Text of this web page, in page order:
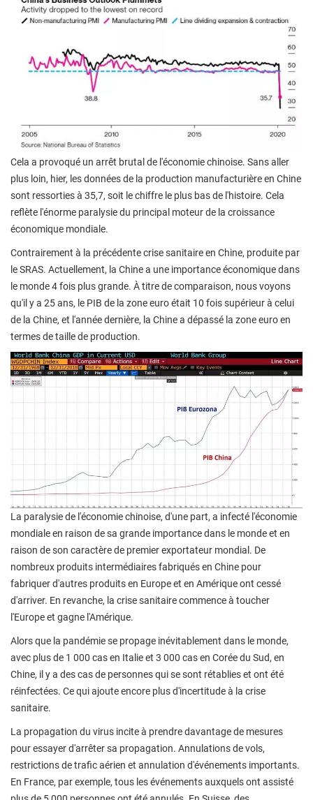
Cela a provoqué un arrêt brutal de l'économie chinoise. Sans aller
plus loin, hier, les données de la production manufacturière en Chine
sont ressorties à 35,7, soit le chiffre le plus bas de l'histoire. Cela
reflète l'énorme paralysie du principal moteur de la croissance
économique mondiale.
Contrairement à la précédente crise sanitaire en Chine, produite par
le SRAS. Actuellement, la Chine a une importance économique dans
le monde 4 fois plus grande. À titre de comparaison, nous voyons
qu'il y a 25 ans, le PIB de la zone euro était 10 fois supérieur à celui
de la Chine, et l'année dernière, la Chine a dépassé la zone euro en
termes de taille de production.
La paralysie de l'économie chinoise, d'une part, a infecté l'économie
mondiale en raison de sa grande importance dans le monde et en
raison de son caractère de premier exportateur mondial. De
nombreux produits intermédiaires fabriqués en Chine pour
fabriquer d'autres produits en Europe et en Amérique ont cessé
d'arriver. En revanche, la crise sanitaire commence à toucher
l'Europe et gagne l'Amérique.
Alors que la pandémie se propage inévitablement dans le monde,
avec plus de 1 000 cas en Italie et 3 000 cas en Corée du Sud, en
Chine, il y a des cas de personnes qui se sont rétablies et ont été
réinfectées. Ce qui ajoute encore plus d'incertitude à la crise
sanitaire.
La propagation du virus incite à prendre davantage de mesures
pour essayer d'arrêter sa propagation. Annulations de vols,
restrictions de trafic aérien et annulation d'événements importants.
En France, par exemple, tous les événements auxquels ont assisté